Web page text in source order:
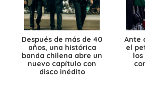
Después de más de 40
años, una histórica
banda chilena abre un
nuevo capítulo con
disco inédito
Ante
el